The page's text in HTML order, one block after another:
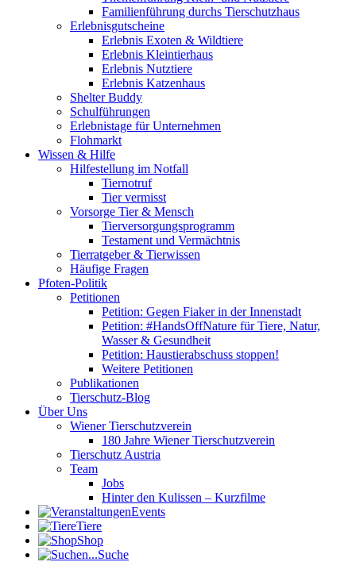
Familienführung durchs Tierschutzhaus
Erlebnisgutscheine
Erlebnis Exoten & Wildtiere
Erlebnis Kleintierhaus
Erlebnis Nutztiere
Erlebnis Katzenhaus
Shelter Buddy
Schulführungen
Erlebnistage für Unternehmen
Flohmarkt
Wissen & Hilfe
Hilfestellung im Notfall
Tiernotruf
Tier vermisst
Vorsorge Tier & Mensch
Tierversorgungsprogramm
Testament und Vermächtnis
Tierratgeber & Tierwissen
Häufige Fragen
Pfoten-Politik
Petitionen
Petition: Gegen Fiaker in der Innenstadt
Petition: #HandsOffNature für Tiere, Natur,
Wasser & Gesundheit
Petition: Haustierabschuss stoppen!
Weitere Petitionen
Publikationen
Tierschutz-Blog
Über Uns
Wiener Tierschutzverein
180 Jahre Wiener Tierschutzverein
Tierschutz Austria
Team
Jobs
Hinter den Kulissen – Kurzfilme
Events
Tiere
Shop
Suche